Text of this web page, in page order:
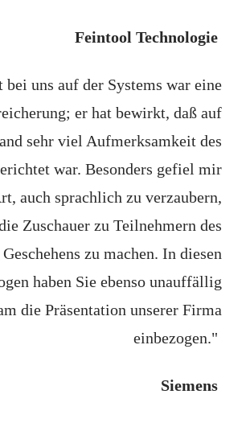
Feintool Technologie
uns auf der Systems war eine
er hat bewirkt, daß auf
sehr viel Aufmerksamkeit des
war. Besonders gefiel mir
auch sprachlich zu verzaubern,
Zuschauer zu Teilnehmern des
Geschehens zu machen. In diesen
haben Sie ebenso unauffällig
die Präsentation unserer Firma
einbezogen."
Siemens